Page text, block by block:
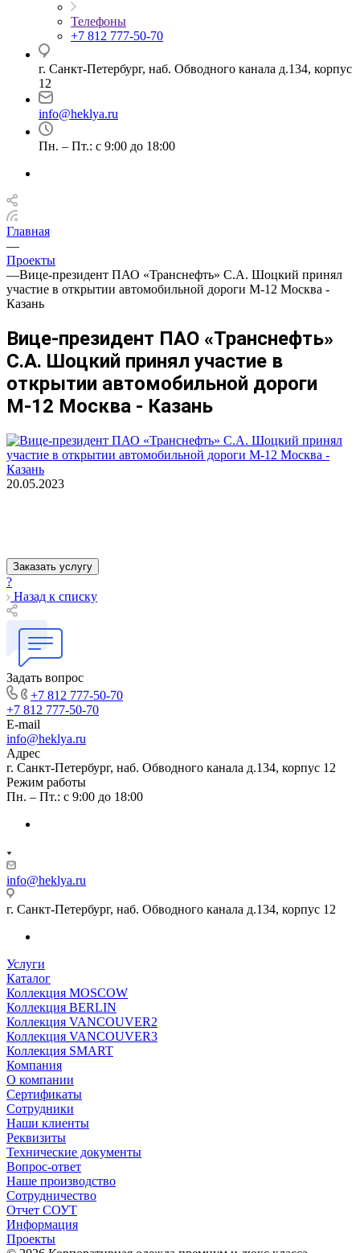
Телефоны
+7 812 777-50-70
г. Санкт-Петербург, наб. Обводного канала д.134, корпус
12
info@heklya.ru
Пн. – Пт.: с 9:00 до 18:00
Главная
—
Проекты
—Вице-президент ПАО «Транснефть» С.А. Шоцкий принял
участие в открытии автомобильной дороги М-12 Москва -
Казань
Вице-президент ПАО «Транснефть»
С.А. Шоцкий принял участие в
открытии автомобильной дороги
М-12 Москва - Казань
20.05.2023
Заказать услугу
?
Назад к списку
Задать вопрос
+7 812 777-50-70
+7 812 777-50-70
E-mail
info@heklya.ru
Адрес
г. Санкт-Петербург, наб. Обводного канала д.134, корпус 12
Режим работы
Пн. – Пт.: с 9:00 до 18:00
info@heklya.ru
г. Санкт-Петербург, наб. Обводного канала д.134, корпус 12
Услуги
Каталог
Коллекция MOSCOW
Коллекция BERLIN
Коллекция VANCOUVER2
Коллекция VANCOUVER3
Коллекция SMART
Компания
О компании
Сертификаты
Сотрудники
Наши клиенты
Реквизиты
Технические документы
Вопрос-ответ
Наше производство
Сотрудничество
Отчет СОУТ
Информация
Проекты